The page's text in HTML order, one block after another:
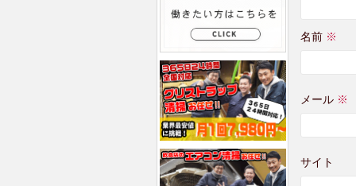
名前 ※
メール ※
サイト